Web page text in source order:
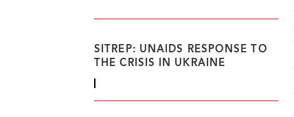
SITREP: UNAIDS RESPONSE TO
THE CRISIS IN UKRAINE